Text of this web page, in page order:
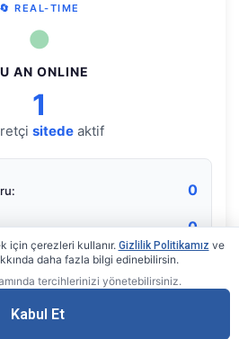
🔄 REAL-TIME
●
AN ONLINE
1
sitede aktif
0
0
Counter• by KerimUsta
Gerçek zamanlı sayaç
için çerezleri kullanır. Gizlilik Politikamız ve
daha fazla bilgi edinebilirsin.
tercihlerinizi yönetebilirsiniz.
Kabul Et